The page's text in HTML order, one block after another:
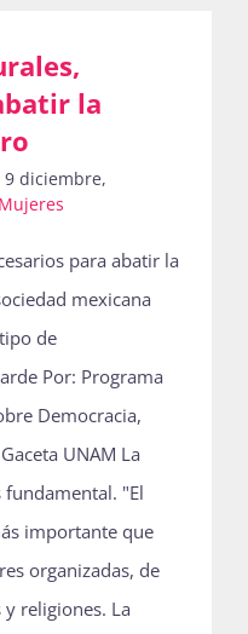
la
9 diciembre,
Mujeres
para abatir la
mexicana
de
Por: Programa
Democracia,
UNAM La
fundamental. "El
importante que
organizadas, de
religiones. La